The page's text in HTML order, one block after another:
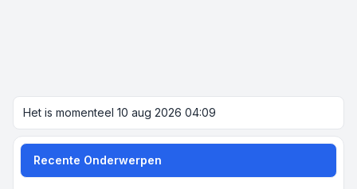
Het is momenteel 10 aug 2026 04:09
Recente Onderwerpen